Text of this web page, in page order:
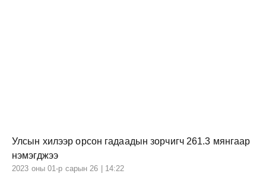
Улсын хилээр орсон гадаадын зорчигч 261.3 мянгаар
нэмэгджээ
2023 оны 01-р сарын 26 | 14:22